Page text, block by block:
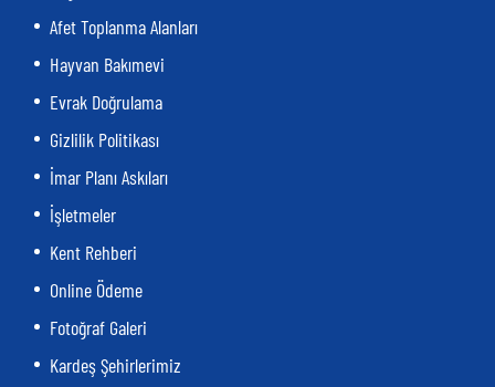
Afet Toplanma Alanları
Hayvan Bakımevi
Evrak Doğrulama
Gizlilik Politikası
İmar Planı Askıları
İşletmeler
Kent Rehberi
Online Ödeme
Fotoğraf Galeri
Kardeş Şehirlerimiz